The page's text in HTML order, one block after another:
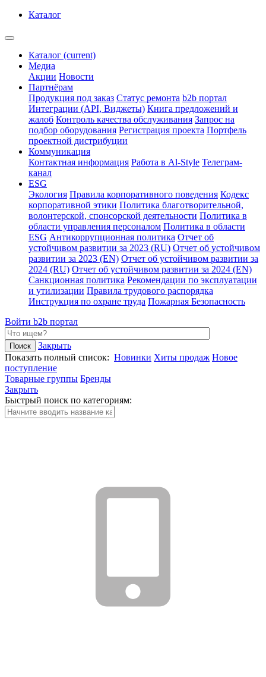
Каталог
Каталог (current)
Медиа
Акции Новости
Партнёрам
Продукция под заказ Статус ремонта b2b портал
Интеграции (API, Виджеты) Книга предложений и
жалоб Контроль качества обслуживания Запрос на
подбор оборудования Регистрация проекта Портфель
проектной дистрибуции
Коммуникация
Контактная информация Работа в Al-Style Телеграм-
канал
ESG
Экология Правила корпоративного поведения Кодекс
корпоративной этики Политика благотворительной,
волонтерской, спонсорской деятельности Политика в
области управления персоналом Политика в области
ESG Антикоррупционная политика Отчет об
устойчивом развитии за 2023 (RU) Отчет об устойчивом
развитии за 2023 (EN) Отчет об устойчивом развитии за
2024 (RU) Отчет об устойчивом развитии за 2024 (EN)
Санкционная политика Рекомендации по эксплуатации
и утилизации Правила трудового распорядка
Инструкция по охране труда Пожарная Безопасность
Войти b2b портал
Закрыть
Показать полный список: Новинки Хиты продаж Новое
поступление
Товарные группы Бренды
Закрыть
Быстрый поиск по категориям: